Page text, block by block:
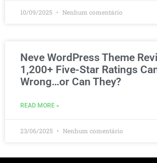
10/09/2025 Nenhum comentário
Neve WordPress Theme
1,200+ Five-Star Ratings
Wrong…or Can They?
READ MORE »
23/06/2025 Nenhum comentário